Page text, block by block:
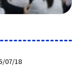
07/18